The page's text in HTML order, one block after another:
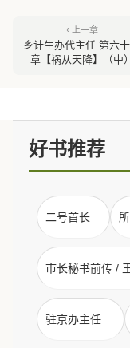
‹ 上一章
乡计生办代主任 第六
章【祸从天降】（中）
好书推荐
二号首长
市长秘书前传 /
驻京办主任